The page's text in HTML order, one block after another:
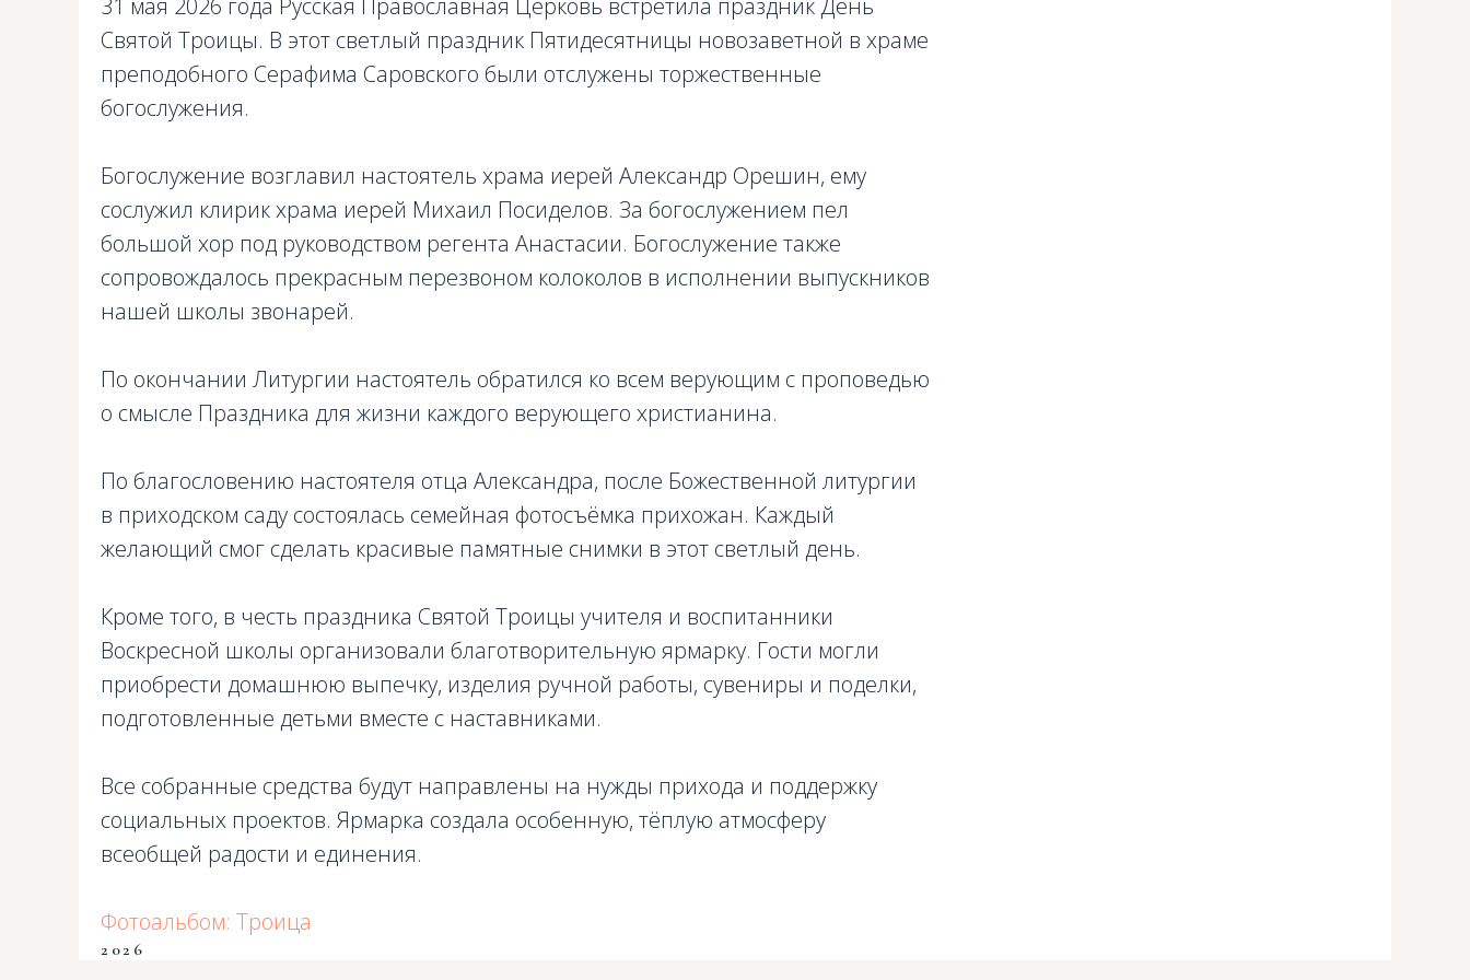
31 мая 2026 года Русская Православная Церковь встретила праздник День
Святой Троицы. В этот светлый праздник Пятидесятницы новозаветной в храме
преподобного Серафима Саровского были отслужены торжественные
богослужения.
Богослужение возглавил настоятель храма иерей Александр Орешин, ему
сослужил клирик храма иерей Михаил Посиделов. За богослужением пел
большой хор под руководством регента Анастасии. Богослужение также
сопровождалось прекрасным перезвоном колоколов в исполнении выпускников
нашей школы звонарей.
По окончании Литургии настоятель обратился ко всем верующим с проповедью
о смысле Праздника для жизни каждого верующего христианина.
По благословению настоятеля отца Александра, после Божественной литургии
в приходском саду состоялась семейная фотосъёмка прихожан. Каждый
желающий смог сделать красивые памятные снимки в этот светлый день.
Кроме того, в честь праздника Святой Троицы учителя и воспитанники
Воскресной школы организовали благотворительную ярмарку. Гости могли
приобрести домашнюю выпечку, изделия ручной работы, сувениры и поделки,
подготовленные детьми вместе с наставниками.
Все собранные средства будут направлены на нужды прихода и поддержку
социальных проектов. Ярмарка создала особенную, тёплую атмосферу
всеобщей радости и единения.
Фотоальбом: Троица
2026